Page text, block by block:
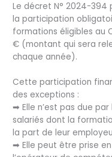
Le décret N° 2024-
la participation
formations éligibles au
€ (montant qui sera
chaque année).
Cette participation
des exceptions :
➡ Elle n’est pas due
salariés dont la
la part de leur
➡ Elle peut être prise